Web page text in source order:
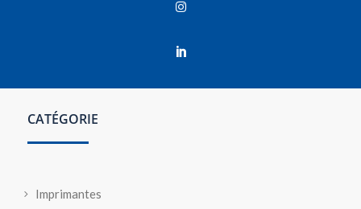


CATÉGORIE
Imprimantes